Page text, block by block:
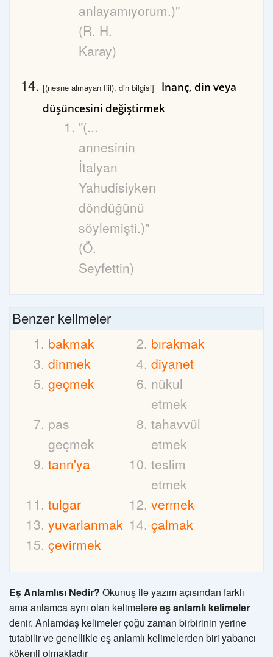
anlayamıyorum.)"
(R. H.
Karay)
[(nesne almayan fiil), din bilgisi]
İnanç, din veya
düşüncesini değiştirmek
"(...
annesinin
İtalyan
Yahudisiyken
döndüğünü
söylemişti.)"
(Ö.
Seyfettin)
Benzer kelimeler
bakmak
bırakmak
dinmek
diyanet
geçmek
nükul
etmek
pas
geçmek
tahavvül
etmek
tanrı'ya
teslim
etmek
tulgar
vermek
yuvarlanmak
çalmak
çevirmek
Eş Anlamlısı Nedir? Okunuş ile yazım açısından farklı
ama anlamca aynı olan kelimelereeş anlamlı kelimeler
denir. Anlamdaş kelimeler çoğu zaman birbirinin yerine
tutabilir ve genellikle eş anlamlı kelimelerden biri yabancı
kökenli olmaktadır